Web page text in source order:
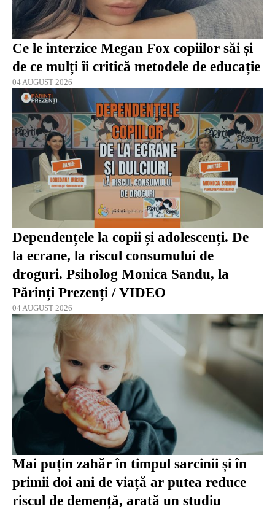
Ce le interzice Megan Fox copiilor săi și
de ce mulți îi critică metodele de educație
04 AUGUST 2026
Dependențele la copii și adolescenți. De
la ecrane, la riscul consumului de
droguri. Psiholog Monica Sandu, la
Părinți Prezenți / VIDEO
04 AUGUST 2026
Mai puțin zahăr în timpul sarcinii și în
primii doi ani de viață ar putea reduce
riscul de demență, arată un studiu